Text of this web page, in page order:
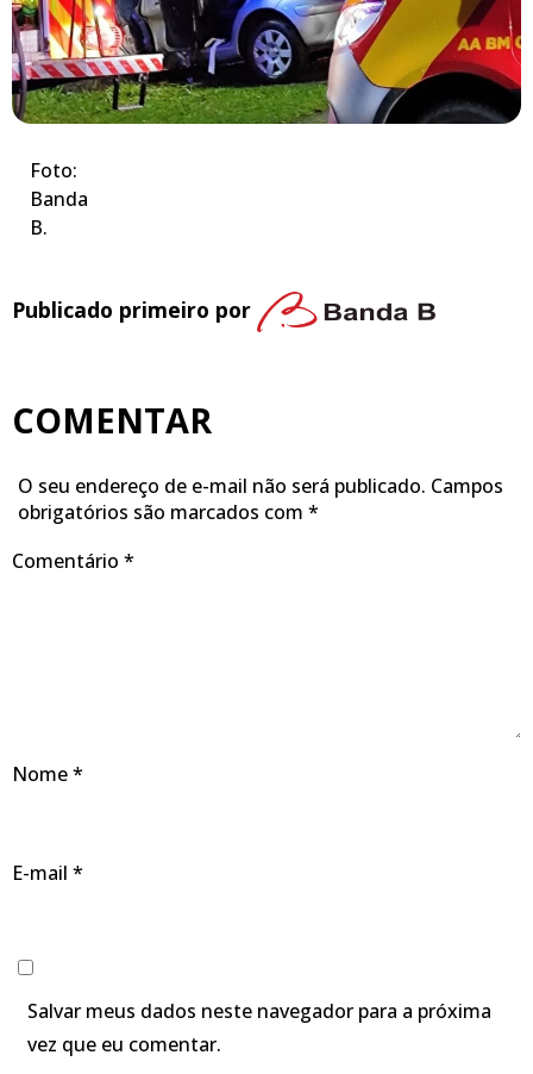
Foto:
Banda
B.
Publicado primeiro por
COMENTAR
O seu endereço de e-mail não será publicado. Campos
obrigatórios são marcados com *
Comentário *
Nome*
E-mail *
Salvar meus dados neste navegador para a próxima
vez que eu comentar.